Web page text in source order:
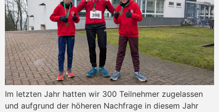
Im letzten Jahr hatten wir 300 Teilnehmer zugelassen
und aufgrund der höheren Nachfrage in diesem Jahr